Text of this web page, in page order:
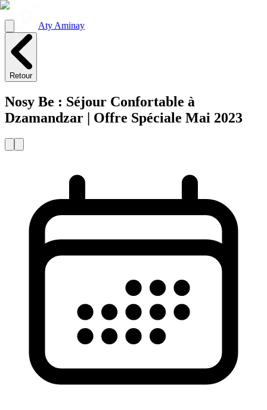
Aty Aminay
Retour
Nosy Be : Séjour Confortable à
Dzamandzar | Offre Spéciale Mai 2023